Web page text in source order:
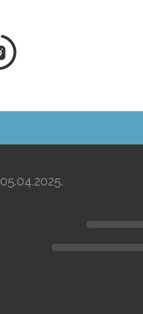
05.04.2025.